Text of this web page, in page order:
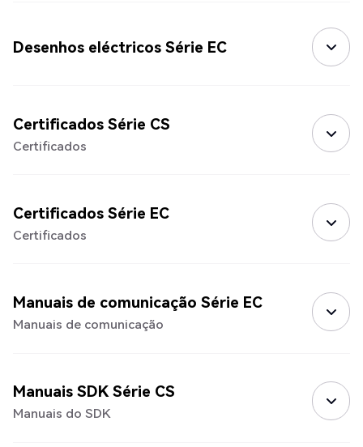
Desenhos eléctricos Série EC
Certificados Série CS
Certificados
Certificados Série EC
Certificados
Manuais de comunicação Série EC
Manuais de comunicação
Manuais SDK Série CS
Manuais do SDK